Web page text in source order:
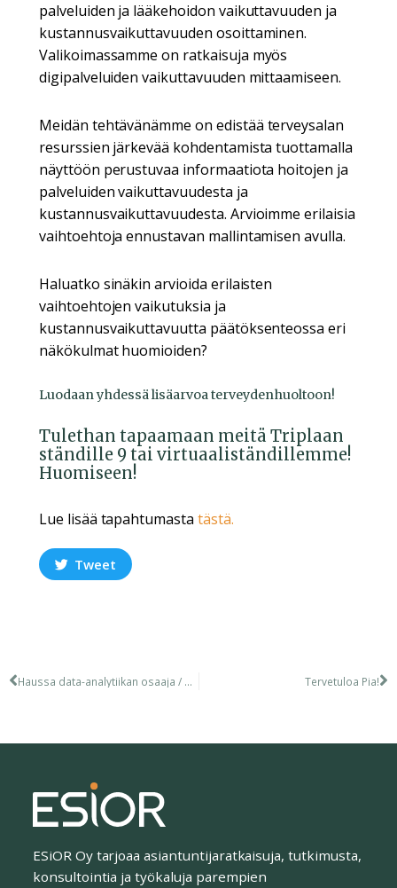
palveluiden ja lääkehoidon vaikuttavuuden ja
kustannusvaikuttavuuden osoittaminen.
Valikoimassamme on ratkaisuja myös
digipalveluiden vaikuttavuuden mittaamiseen.
Meidän tehtävänämme on edistää terveysalan
resurssien järkevää kohdentamista tuottamalla
näyttöön perustuvaa informaatiota hoitojen ja
palveluiden vaikuttavuudesta ja
kustannusvaikuttavuudesta. Arvioimme erilaisia
vaihtoehtoja ennustavan mallintamisen avulla.
Haluatko sinäkin arvioida erilaisten
vaihtoehtojen vaikutuksia ja
kustannusvaikuttavuutta päätöksenteossa eri
näkökulmat huomioiden?
Luodaan yhdessä lisäarvoa terveydenhuoltoon!
Tulethan tapaamaan meitä Triplaan
ständille 9 tai virtuaaliständillemme!
Huomiseen!
Lue lisää tapahtumasta tästä.
Tweet
Haussa data-analytiikan osaaja / ohjelmistokehittäjä! Tervetuloa Pia!
ESiOR Oy tarjoaa asiantuntijaratkaisuja, tutkimusta,
konsultointia ja työkaluja parempien